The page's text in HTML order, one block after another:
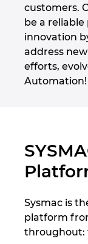
customers.
be a
innovation
address
efforts,
Sysmac is
platform
throughout:
Israel
Italien
Japan
Kroatien
Litauen
Luxemburg